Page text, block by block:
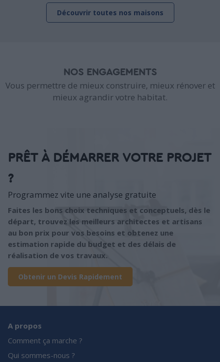
Découvrir toutes nos maisons
NOS ENGAGEMENTS
Vous permettre de mieux construire, mieux rénover et
mieux agrandir votre habitat.
PRÊT À DÉMARRER VOTRE PROJET
?
Programmez vite une analyse gratuite
Faites les bons choix techniques et conceptuels, dès le
départ, trouvez les meilleurs architectes et artisans
au bon prix pour vos besoins et obtenez une
estimation rapide du budget et des délais de
réalisation de vos travaux.
Obtenir un Devis Rapidement
A propos
Comment ça marche ?
Qui sommes-nous ?